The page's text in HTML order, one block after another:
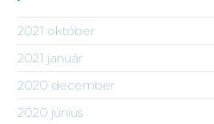
2021 október
2021 január
2020 december
2020 június